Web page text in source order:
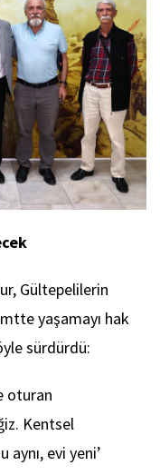
Gültepelilerin
yaşamayı hak
sürdürdü:
oturan
Kentsel
evi yeni’